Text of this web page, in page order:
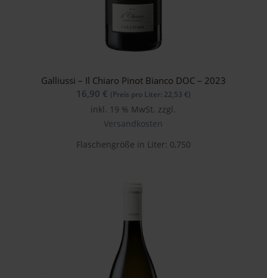
Galliussi – Il Chiaro Pinot Bianco DOC – 2023
16,90 € (Preis pro Liter: 22,53 €)
inkl. 19 % MwSt. zzgl.
Versandkosten
Flaschengröße in Liter: 0,750